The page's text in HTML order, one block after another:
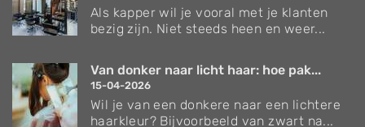
Als kapper wil je vooral met je klanten
bezig zijn. Niet steeds heen en weer...
Van donker naar licht haar: hoe pak...
15-04-2026
Wil je van een donkere naar een lichtere
haarkleur? Bijvoorbeeld van zwart na...